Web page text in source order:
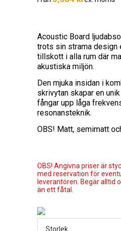
Acoustic Board
trots sin strama design
tillskott i alla rum där
akustiska miljön.
Den mjuka insidan i
skrivytan skapar en
fångar upp låga
resonansteknik.
OBS! Matt, semimatt
OBS! Angivna priser är
med reservation för
leverantören. Begär alltid
än ett fåtal.
Storlek